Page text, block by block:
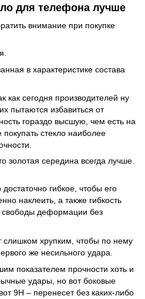
для телефона лучше
внимание при покупке
в характеристике состава
как сегодня производителей ну
пытаются избавиться от
гораздо высшую, чем есть на
стекло наиболее
золотая середина всегда лучше.
гибкое, чтобы его
наклеить, а также гибкость
свободы деформации без
слишком хрупким, чтобы по нему
же несильного удара.
показателем прочности хоть и
удары, но вот боковые
9Н – перенесет без каких-либо